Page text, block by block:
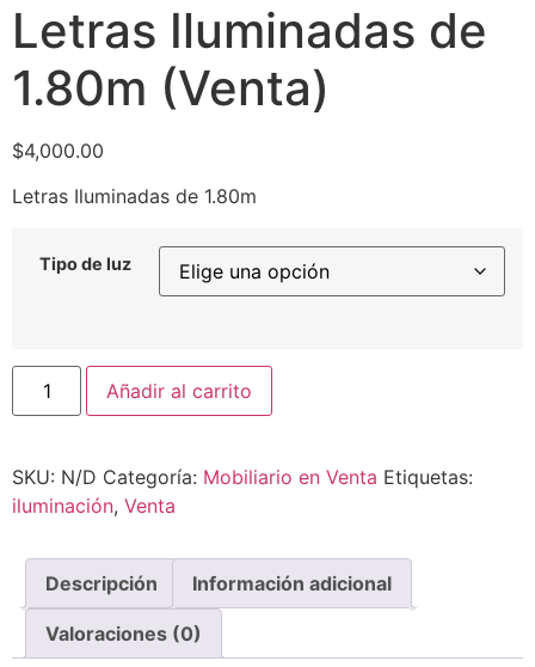
Letras Iluminadas de
1.80m (Venta)
$4,000.00
Letras Iluminadas de 1.80m
Tipo de luz
Añadir al carrito
SKU: N/D Categoría: Mobiliario en Venta Etiquetas:
iluminación, Venta
Descripción Información adicional
Valoraciones (0)